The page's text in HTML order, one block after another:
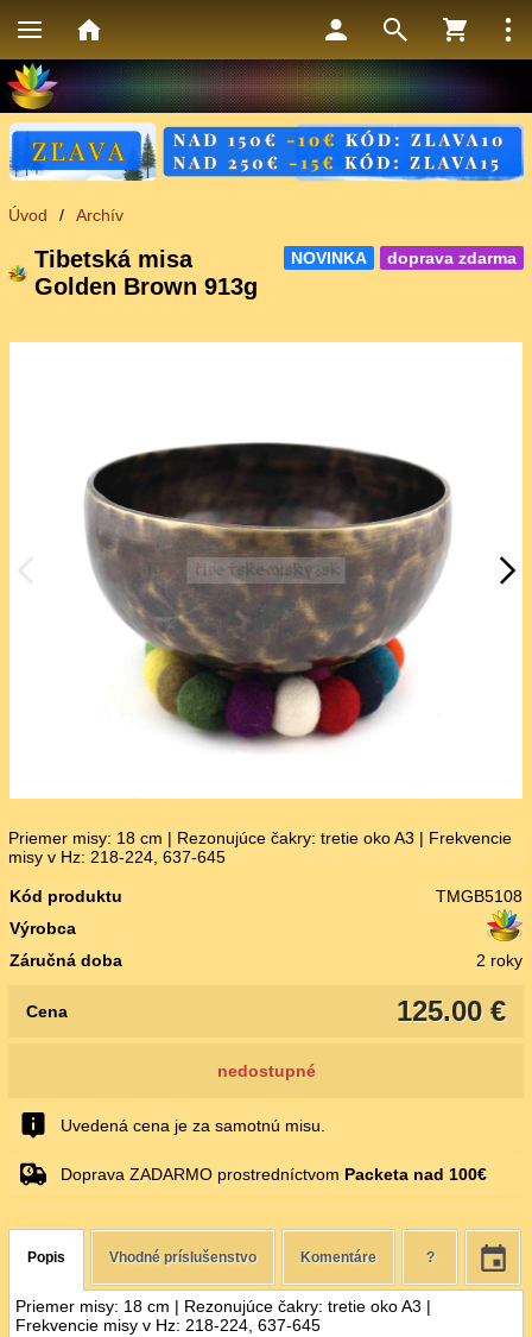
Úvod / Archív
doprava zdarma
NOVINKA
Tibetská misa
Golden Brown 913g
Priemer misy: 18 cm | Rezonujúce čakry: tretie oko A3 | Frekvencie
misy v Hz: 218-224, 637-645
Kód produktu
TMGB5108
Výrobca
Záručná doba
2 roky
125.00 €
Cena
nedostupné
Uvedená cena je za samotnú misu.
Doprava ZADARMO prostredníctvom Packeta nad 100€
Popis Vhodné príslušenstvo Komentáre ?
Priemer misy: 18 cm | Rezonujúce čakry: tretie oko A3 |
Frekvencie misy v Hz: 218-224, 637-645